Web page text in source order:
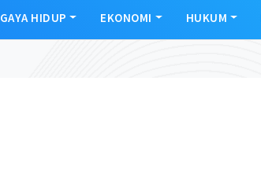
GAYA HIDUP EKONOMI HUKUM